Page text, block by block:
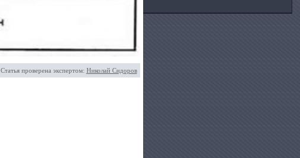
Статья проверена экспертом: Николай Сидоров